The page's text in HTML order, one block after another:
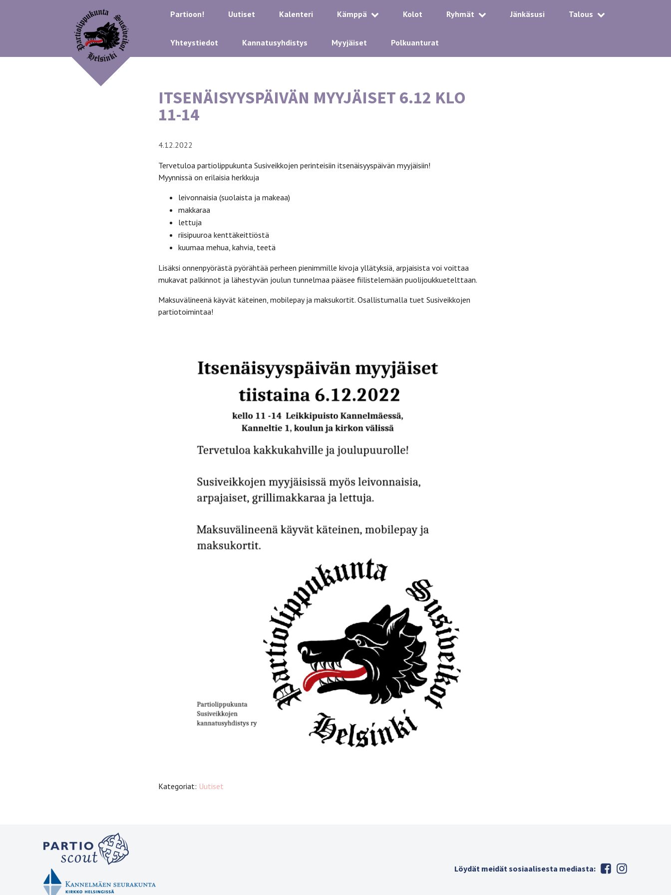
Partioon! Uutiset Kalenteri Kämppä Kolot Ryhmät Jänkäsusi Talous
Yhteystiedot Kannatusyhdistys Myyjäiset Polkuanturat
ITSENÄISYYSPÄIVÄN MYYJÄISET 6.12 KLO
11-14
4.12.2022
Tervetuloa partiolippukunta Susiveikkojen perinteisiin itsenäisyyspäivän myyjäisiin!
Myynnissä on erilaisia herkkuja
leivonnaisia (suolaista ja makeaa)
makkaraa
lettuja
riisipuuroa kenttäkeittiöstä
kuumaa mehua, kahvia, teetä
Lisäksi onnenpyörästä pyörähtää perheen pienimmille kivoja yllätyksiä, arpjaisista voi voittaa
mukavat palkinnot ja lähestyvän joulun tunnelmaa pääsee fiilistelemään puolijoukkuetelttaan.
Maksuvälineenä käyvät käteinen, mobilepay ja maksukortit. Osallistumalla tuet Susiveikkojen
partiotoimintaa!
Kategoriat: Uutiset
Löydät meidät sosiaalisesta mediasta: